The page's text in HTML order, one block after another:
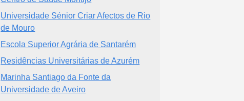
Universidade Sénior Criar Afectos de Rio
de Mouro
Escola Superior Agrária de Santarém
Residências Universitárias de Azurém
Marinha Santiago da Fonte da
Universidade de Aveiro